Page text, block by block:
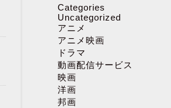
Categories
Uncategorized
アニメ
アニメ映画
ドラマ
動画配信サービス
映画
洋画
邦画